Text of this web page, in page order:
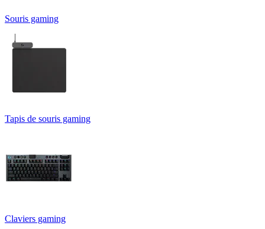
Souris gaming
Tapis de souris gaming
Claviers gaming